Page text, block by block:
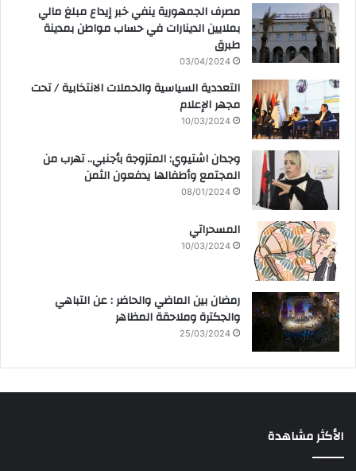
مصرف الجمهورية ينفي خبر إيداع مبلغ مالي
بملايين الدينارات في حساب مواطن بمدينة
طبرق
03/04/2024
التعددية السياسية والحملات الانتخابية / تحت
مجهر الإعلام
10/03/2024
وجدان اشتيوي: المتزوجة بأجنبي.. تهرب من
المجتمع وأطفالها يدفعون الثمن
08/01/2024
المسحراتي
10/03/2024
رمضان بين الماضي والحاضر : عن التباهي
والجكترة وملاحقة المظاهر
25/03/2024
الأكثر مشاهدة